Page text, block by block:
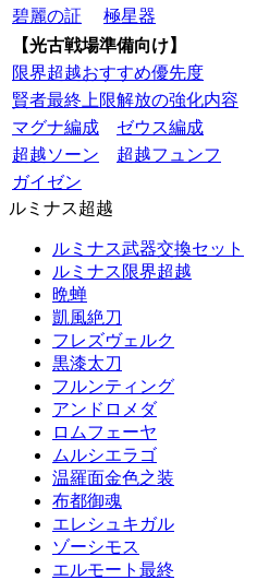
碧麗の証
極星器
【光古戦場準備向け】
限界超越おすすめ優先度
賢者最終上限解放の強化内容
マグナ編成
ゼウス編成
超越ソーン
超越フュンフ
ガイゼン
ルミナス超越
ルミナス武器交換セット
ルミナス限界超越
晩蝉
凱風絶刀
フレズヴェルク
黒漆太刀
フルンティング
アンドロメダ
ロムフェーヤ
ムルシエラゴ
温羅面金色之装
布都御魂
エレシュキガル
ゾーシモス
エルモート最終